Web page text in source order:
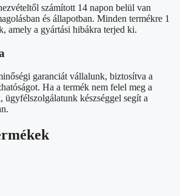
számított 14 napon belül van
és állapotban. Minden termékre 1
amely a gyártási hibákra terjed ki.
garanciát vállalunk, biztosítva a
Ha a termék nem felel meg a
ügyfélszolgálatunk készséggel segít a